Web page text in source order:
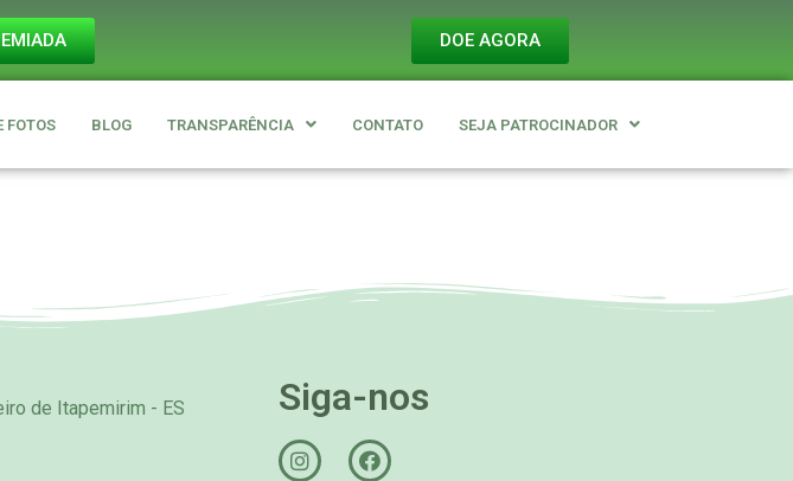
DOE AGORA
FOTOS BLOG TRANSPARÊNCIA CONTATO SEJA PATROCINADOR
de Itapemirim - ES
Siga-nos